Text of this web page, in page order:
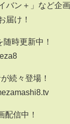
バン＋」など企
届け！
時更新中！
続々登場！
配信中！